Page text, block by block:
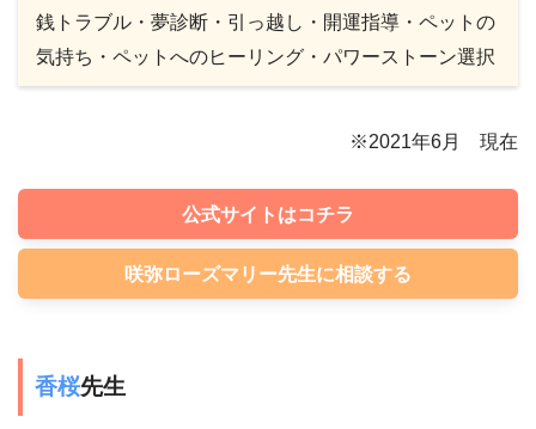
銭トラブル・夢診断・引っ越し・開運指導・ペットの
気持ち・ペットへのヒーリング・パワーストーン選択
※2021年6月 現在
公式サイトはコチラ
咲弥ローズマリー先生に相談する
香桜先生